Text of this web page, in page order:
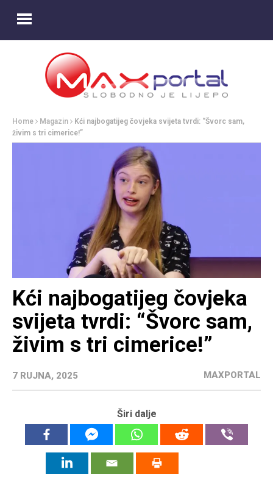
Home Magazin
Kći najbogatijeg čovjeka svijeta tvrdi: “Švorc sam,
živim s tri cimerice!”
Kći najbogatijeg čovjeka
svijeta tvrdi: “Švorc sam,
živim s tri cimerice!”
7 RUJNA, 2025 MAXPORTAL
Širi dalje